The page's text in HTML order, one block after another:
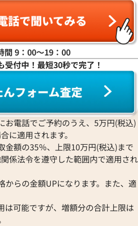
ルイヴィトン ブ
参考買取価格
28,000 円
2026年4月17日時
間 9：00〜19：00
受付中！最短30秒で完了！
お電話でご予約のうえ、5万円(税込)
に適用されます。
金額の35％、上限10万円(税込)まで
係法令を遵守した範囲内で適用され
からの金額UPになります。また、適
は可能ですが、増額分の合計上限は